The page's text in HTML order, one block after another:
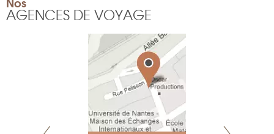
AGENCES DE VOYAGE